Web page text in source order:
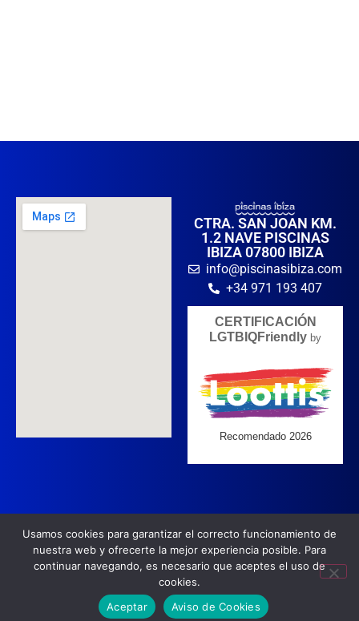
CTRA. SAN JOAN KM.
1.2 NAVE PISCINAS
IBIZA 07800 IBIZA
info@piscinasibiza.com
+34 971 193 407
Aviso de CookiesPolítica de PrivacidadAviso Legal
Web Desarrollada, Posicionada y Hospedada por
Multiatlas, S.L. - 2026
Usamos cookies para garantizar el correcto funcionamiento de
nuestra web y ofrecerte la mejor experiencia posible. Para
continuar navegando, es necesario que aceptes el uso de
cookies.
Aceptar
Aviso de Cookies